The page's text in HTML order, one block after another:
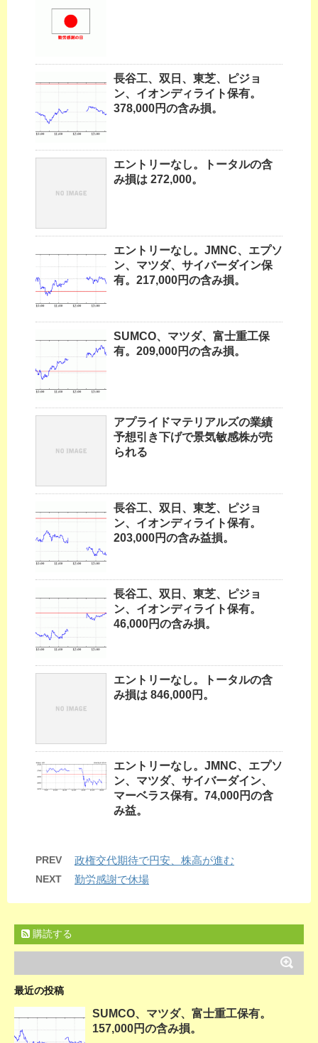
長谷工、双日、東芝、ピジョ
ン、イオンディライト保有。
378,000円の含み損。
エントリーなし。トータルの含
み損は 272,000。
エントリーなし。JMNC、エプソ
ン、マツダ、サイバーダイン保
有。217,000円の含み損。
SUMCO、マツダ、富士重工保
有。209,000円の含み損。
アプライドマテリアルズの業績
予想引き下げで景気敏感株が売
られる
長谷工、双日、東芝、ピジョ
ン、イオンディライト保有。
203,000円の含み益損。
長谷工、双日、東芝、ピジョ
ン、イオンディライト保有。
46,000円の含み損。
エントリーなし。トータルの含
み損は 846,000円。
エントリーなし。JMNC、エプソ
ン、マツダ、サイバーダイン、
マーベラス保有。74,000円の含
み益。
PREV 政権交代期待で円安、株高が進む
NEXT 勤労感謝で休場
購読する
最近の投稿
SUMCO、マツダ、富士重工保有。
157,000円の含み損。